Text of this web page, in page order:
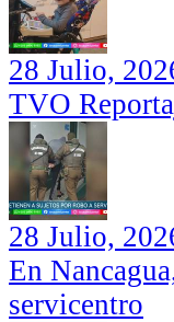
28 Julio,
TVO
28 Julio,
En
servicentro